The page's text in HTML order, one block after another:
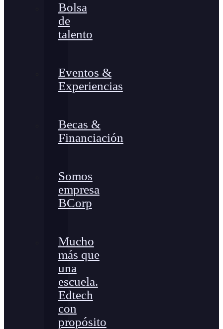
Bolsa
de
talento
Eventos &
Experiencias
Becas &
Financiación
Somos
empresa
BCorp
Mucho
más que
una
escuela.
Edtech
con
propósito